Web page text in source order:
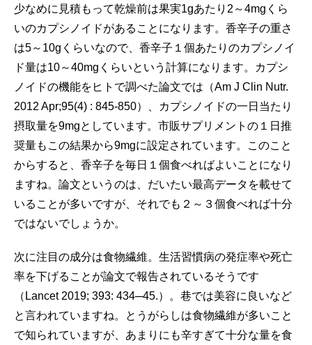
少なめに見積もって乾燥前は果実1gあたり2～4mgくら
いのカプシノイドがあることになります。香辛子の重さ
は5～10gくらいなので、香辛子１個あたりのカプシノイ
ド量は10～40mgくらいという計算になります。カプシ
ノイドの機能をヒトで調べた論文では（Am J Clin Nutr.
2012 Apr;95(4) : 845-850）、カプシノイドの一日当たり
摂取量を9mgとしています。市販サプリメントの１日推
奨量もこの結果から9mgに設定されています。このこと
からすると、香辛子を毎日１個食べればよいことになり
ますね。論文というのは、だいたい最高データを載せて
いることが多いですが、それでも２～３個食べれば十分
ではないでしょうか。
次に注目の成分は食物繊維。生活習慣病の発症率や死亡
率を下げることが論文で報告されているそうです
（Lancet 2019; 393: 434─45.）。巷では美容に良いなど
と言われていますね。とうがらしは食物繊維が多いこと
で知られていますが、あまりにも辛すぎて十分な量を食